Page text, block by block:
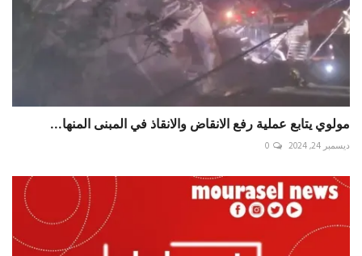
مولوي يتابع عملية رفع الانقاض والانقاذ في المبنى المنها...
ديسمبر 24, 2024 0